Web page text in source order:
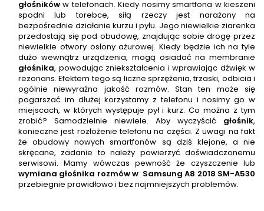
głośników w telefonach. Kiedy nosimy smartfona w kieszeni
spodni lub torebce, siłą rzeczy jest narażony na
bezpośrednie działanie kurzu i pyłu. Jego niewielkie ziarenka
przedostają się pod obudowę, znajdując sobie drogę przez
niewielkie otwory osłony ażurowej. Kiedy będzie ich na tyle
dużo wewnątrz urządzenia, mogą osiadać na membranie
głośnika, powodując zniekształcenia i wprawiając dźwięk w
rezonans. Efektem tego są liczne sprzężenia, trzaski, odbicia i
ogólnie niewyraźna jakość rozmów. Stan ten może się
pogarszać im dłużej korzystamy z telefonu i nosimy go w
miejscach, w których występuje pył i kurz. Co można z tym
zrobić? Samodzielnie niewiele. Aby wyczyścić głośnik,
konieczne jest rozłożenie telefonu na części. Z uwagi na fakt
że obudowy nowych smartfonów są dziś klejone, a nie
skręcane, zadanie to należy powierzyć doświadczonemu
serwisowi. Mamy wówczas pewność że czyszczenie lub
wymiana głośnika rozmów w Samsung A8 2018 SM-A530
przebiegnie prawidłowo i bez najmniejszych problemów.